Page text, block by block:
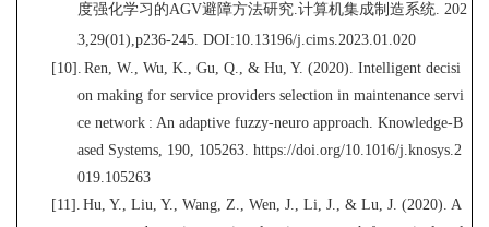
度强化学习 的AGV避障方法研究.计算机集成制造系统. 202
3,29(01),p236-245. DOI:10.13196/j.cims.2023.01.020
[10]. Ren, W., Wu, K., Gu, Q., & Hu, Y. (2020). Intelligent decisi
on making for service providers selection in maintenance servi
ce network : An adaptive fuzzy-neuro approach. Knowledge-B
ased Systems, 190, 105263. https://doi.org/10.1016/j.knosys.2
019.105263
[11]. Hu, Y., Liu, Y., Wang, Z., Wen, J., Li, J., & Lu, J. (2020). A